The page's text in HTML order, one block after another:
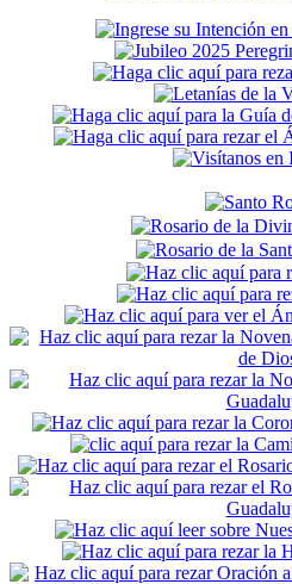
Secondary
Sidebar